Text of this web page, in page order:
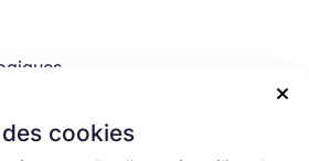

cookies